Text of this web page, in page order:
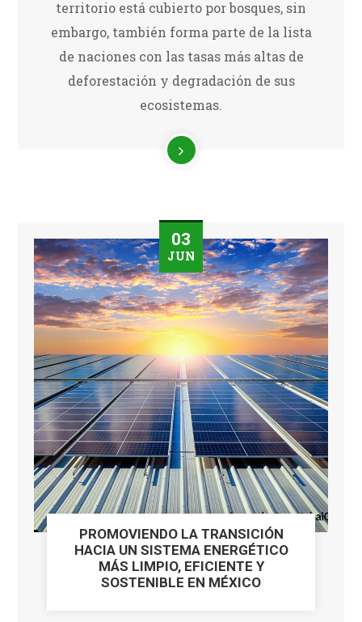
territorio está cubierto por bosques, sin
embargo, también forma parte de la lista
de naciones con las tasas más altas de
deforestación y degradación de sus
ecosistemas.
03
JUN
PROMOVIENDO LA TRANSICIÓN
HACIA UN SISTEMA ENERGÉTICO
MÁS LIMPIO, EFICIENTE Y
SOSTENIBLE EN MÉXICO